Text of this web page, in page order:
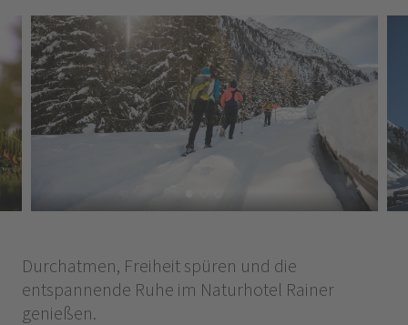
Durchatmen, Freiheit spüren und die
entspannende Ruhe im Naturhotel Rainer
genießen.